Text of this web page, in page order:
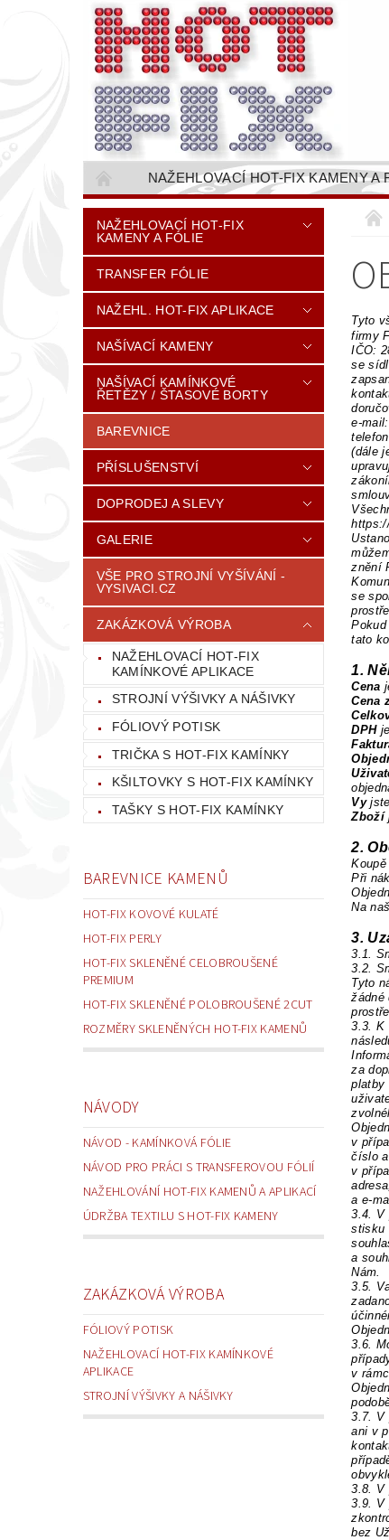
NAŽEHLOVACÍ HOT-FIX KAMENY A
NAŠÍVACÍ KAMÍNKOVÉ ŘETĚZY /
VŠE PRO STROJNÍ VYŠÍVÁNÍ -
BAREVNICE KAMENŮ
CENÍK DOPRAVY (NÁKLADŮ EXPEDICE)
NAŽEHLOVACÍ HOT-FIX
KAMENY A FÓLIE
TRANSFER FÓLIE
NAŽEHL. HOT-FIX APLIKACE
NAŠÍVACÍ KAMENY
NAŠÍVACÍ KAMÍNKOVÉ
ŘETĚZY / ŠTASOVÉ BORTY
BAREVNICE
PŘÍSLUŠENSTVÍ
DOPRODEJ A SLEVY
GALERIE
VŠE PRO STROJNÍ VYŠÍVÁNÍ -
VYSIVACI.CZ
ZAKÁZKOVÁ VÝROBA
NAŽEHLOVACÍ HOT-FIX
KAMÍNKOVÉ APLIKACE
STROJNÍ VÝŠIVKY A NÁŠIVKY
FÓLIOVÝ POTISK
TRIČKA S HOT-FIX KAMÍNKY
KŠILTOVKY S HOT-FIX KAMÍNKY
TAŠKY S HOT-FIX KAMÍNKY
BAREVNICE KAMENŮ
HOT-FIX KOVOVÉ KULATÉ
HOT-FIX PERLY
HOT-FIX SKLENĚNÉ CELOBROUŠENÉ
PREMIUM
HOT-FIX SKLENĚNÉ POLOBROUŠENÉ 2CUT
ROZMĚRY SKLENĚNÝCH HOT-FIX KAMENŮ
NÁVODY
NÁVOD - KAMÍNKOVÁ FÓLIE
NÁVOD PRO PRÁCI S TRANSFEROVOU FÓLIÍ
NAŽEHLOVÁNÍ HOT-FIX KAMENŮ A APLIKACÍ
ÚDRŽBA TEXTILU S HOT-FIX KAMENY
ZAKÁZKOVÁ VÝROBA
FÓLIOVÝ POTISK
NAŽEHLOVACÍ HOT-FIX KAMÍNKOVÉ
APLIKACE
STROJNÍ VÝŠIVKY A NÁŠIVKY
Tyto
firmy
IČO:
se
e-
(dále
znění
se
tato
1.
Cena
Cena
DPHje
Vyjste
Zboží
2.
Při
Na
3.
3.1.
3.2.
Tyto
žádné
3.3.K
za
platby
v
číslo
v
a e-
3.4. V
stisku
a
Nám.
3.5.
3.6.
v
3.7. V
ani v
3.8. V
3.9. V
bez